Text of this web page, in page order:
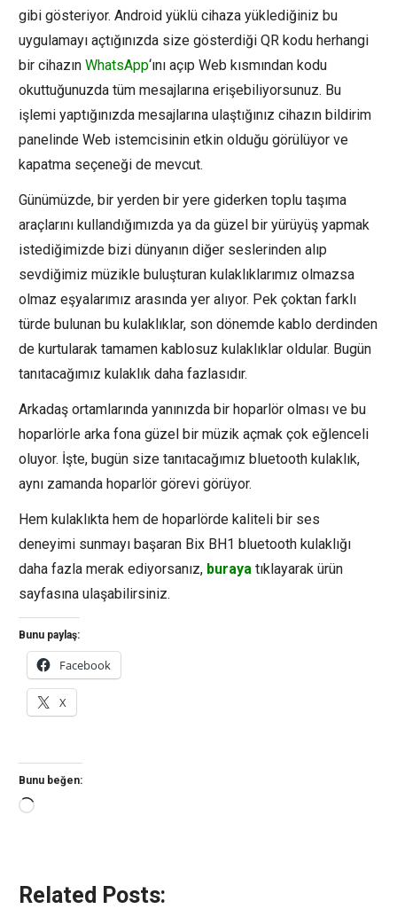
gibi gösteriyor. Android yüklü cihaza yüklediğiniz bu
uygulamayı açtığınızda size gösterdiği QR kodu herhangi
bir cihazın WhatsApp‘ını açıp Web kısmından kodu
okuttuğunuzda tüm mesajlarına erişebiliyorsunuz. Bu
işlemi yaptığınızda mesajlarına ulaştığınız cihazın bildirim
panelinde Web istemcisinin etkin olduğu görülüyor ve
kapatma seçeneği de mevcut.
Günümüzde, bir yerden bir yere giderken toplu taşıma
araçlarını kullandığımızda ya da güzel bir yürüyüş yapmak
istediğimizde bizi dünyanın diğer seslerinden alıp
sevdiğimiz müzikle buluşturan kulaklıklarımız olmazsa
olmaz eşyalarımız arasında yer alıyor. Pek çoktan farklı
türde bulunan bu kulaklıklar, son dönemde kablo derdinden
de kurtularak tamamen kablosuz kulaklıklar oldular. Bugün
tanıtacağımız kulaklık daha fazlasıdır.
Arkadaş ortamlarında yanınızda bir hoparlör olması ve bu
hoparlörle arka fona güzel bir müzik açmak çok eğlenceli
oluyor. İşte, bugün size tanıtacağımız bluetooth kulaklık,
aynı zamanda hoparlör görevi görüyor.
Hem kulaklıkta hem de hoparlörde kaliteli bir ses
deneyimi sunmayı başaran Bix BH1 bluetooth kulaklığı
daha fazla merak ediyorsanız, buraya tıklayarak ürün
sayfasına ulaşabilirsiniz.
Bunu paylaş:
Facebook
X
Bunu beğen:
Yükleniyor...
Related Posts: